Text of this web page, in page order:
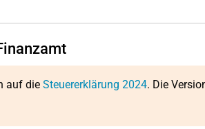
auf die Steuererklärung 2024. Die